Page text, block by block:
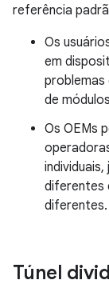
referência
Os
em
problemas
de
Os OEMs
diferentes
diferentes.
Túnel